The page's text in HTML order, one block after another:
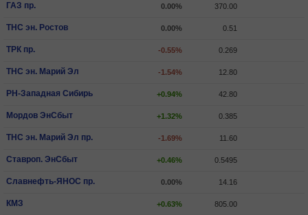
ГАЗ пр. 0.00% 370.00
ТНС эн. Ростов 0.00% 0.51
ТРК пр. -0.55% 0.269
ТНС эн. Марий Эл -1.54% 12.80
РН-Западная Сибирь +0.94% 42.80
Мордов ЭнСбыт +1.32% 0.385
ТНС эн. Марий Эл пр. -1.69% 11.60
Ставроп. ЭнСбыт +0.46% 0.5495
Славнефть-ЯНОС пр. 0.00% 14.16
КМЗ +0.63% 805.00